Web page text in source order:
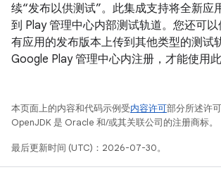
续“发布以供测试”。此集成支持将全新应
到 Play 管理中心内部测试轨道。您还可
有应用的发布版本上传到其他类型的测试
Google Play 管理中心内注册，才能使用此
本页面上的内容和代码示例受内容许可部分所述许
OpenJDK 是 Oracle 和/或其关联公司的注册商标。
最后更新时间 (UTC)：2026-07-30。